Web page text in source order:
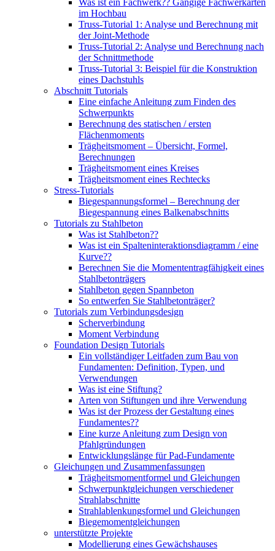
Was ist ein Fachwerk?? Gängige Fachwerkarten
im Hochbau
Truss-Tutorial 1: Analyse und Berechnung mit
der Joint-Methode
Truss-Tutorial 2: Analyse und Berechnung nach
der Schnittmethode
Truss-Tutorial 3: Beispiel für die Konstruktion
eines Dachstuhls
Abschnitt Tutorials
Eine einfache Anleitung zum Finden des
Schwerpunkts
Berechnung des statischen / ersten
Flächenmoments
Trägheitsmoment – ​​Übersicht, Formel,
Berechnungen
Trägheitsmoment eines Kreises
Trägheitsmoment eines Rechtecks
Stress-Tutorials
Biegespannungsformel – Berechnung der
Biegespannung eines Balkenabschnitts
Tutorials zu Stahlbeton
Was ist Stahlbeton??
Was ist ein Spalteninteraktionsdiagramm / eine
Kurve??
Berechnen Sie die Momententragfähigkeit eines
Stahlbetonträgers
Stahlbeton gegen Spannbeton
So entwerfen Sie Stahlbetonträger?
Tutorials zum Verbindungsdesign
Scherverbindung
Moment Verbindung
Foundation Design Tutorials
Ein vollständiger Leitfaden zum Bau von
Fundamenten: Definition, Typen, und
Verwendungen
Was ist eine Stiftung?
Arten von Stiftungen und ihre Verwendung
Was ist der Prozess der Gestaltung eines
Fundamentes??
Eine kurze Anleitung zum Design von
Pfahlgründungen
Entwicklungslänge für Pad-Fundamente
Gleichungen und Zusammenfassungen
Trägheitsmomentformel und Gleichungen
Schwerpunktgleichungen verschiedener
Strahlabschnitte
Strahlablenkungsformel und Gleichungen
Biegemomentgleichungen
unterstützte Projekte
Modellierung eines Gewächshauses